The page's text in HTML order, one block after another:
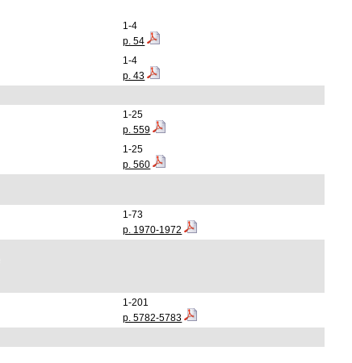
1-4
p. 54
1-4
p. 43
1-25
p. 559
1-25
p. 560
1-73
p. 1970-1972
1-201
p. 5782-5783